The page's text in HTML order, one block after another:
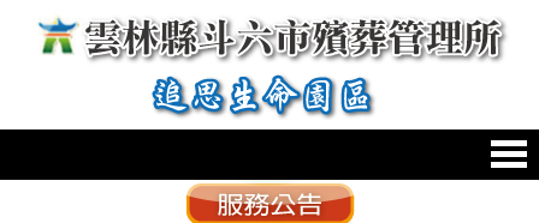
跳到主要內容區塊